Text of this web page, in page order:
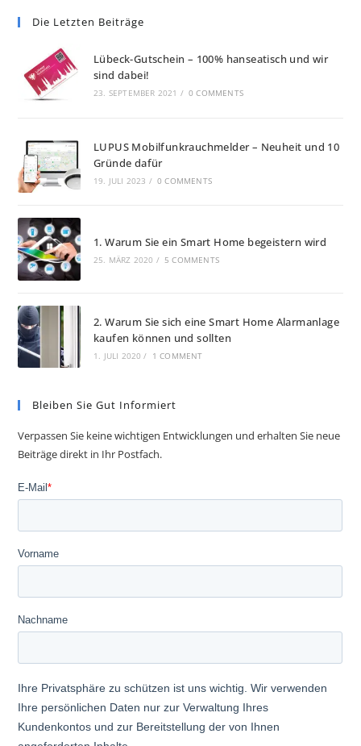
Die Letzten Beiträge
Lübeck-Gutschein – 100% hanseatisch und wir
sind dabei!
23. SEPTEMBER 2021 / 0 COMMENTS
LUPUS Mobilfunkrauchmelder – Neuheit und 10
Gründe dafür
19. JULI 2023 / 0 COMMENTS
1. Warum Sie ein Smart Home begeistern wird
25. MÄRZ 2020 / 5 COMMENTS
2. Warum Sie sich eine Smart Home Alarmanlage
kaufen können und sollten
1. JULI 2020 / 1 COMMENT
Bleiben Sie Gut Informiert
Verpassen Sie keine wichtigen Entwicklungen und erhalten Sie neue
Beiträge direkt in Ihr Postfach.